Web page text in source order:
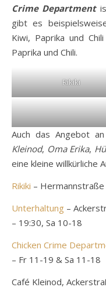
(Postkarten, Drucke,
Crime Department
gibt es
Kiwi, Paprika und
Kleinod ,Oma Erika ,
eine kleine willkürliche
Rikiki– Hermannstraße
Unterhaltung–
– 19:30, Sa 10-18
Chicken Crime